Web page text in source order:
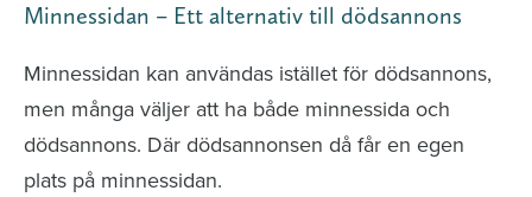
Minnessidan – Ett alternativ till dödsannons
Minnessidan kan användas istället för dödsannons,
men många väljer att ha både minnessida och
dödsannons. Där dödsannonsen då får en egen
plats på minnessidan.